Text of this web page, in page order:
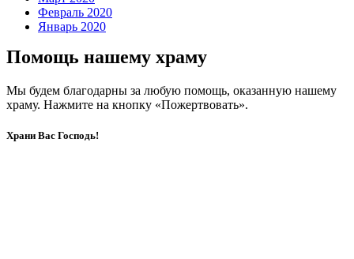
Февраль 2020
Январь 2020
Помощь нашему храму
Мы будем благодарны за любую помощь, оказанную нашему
храму. Нажмите на кнопку «Пожертвовать».
Храни Вас Господь!